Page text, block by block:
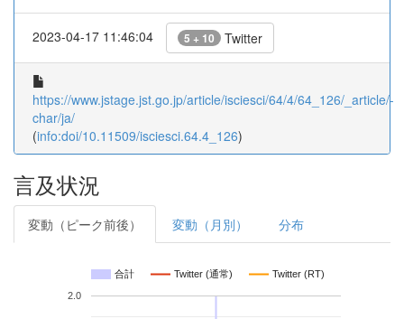
2023-04-17 11:46:04 5 + 10 Twitter
https://www.jstage.jst.go.jp/article/isciesci/64/4/64_126/_article/-
char/ja/
(info:doi/10.11509/isciesci.64.4_126)
言及状況
変動（ピーク前後） 変動（月別） 分布
合計 Twitter (通常) Twitter (RT)
2.0